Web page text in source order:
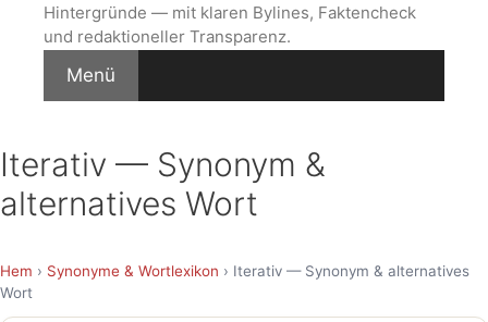
Hintergründe — mit klaren Bylines, Faktencheck
und redaktioneller Transparenz.
Menü
Iterativ — Synonym &
alternatives Wort
Hem › Synonyme & Wortlexikon › Iterativ — Synonym & alternatives
Wort